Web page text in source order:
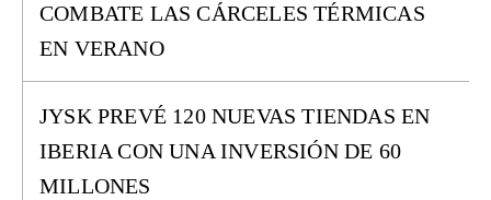
COMBATE LAS CÁRCELES TÉRMICAS
EN VERANO
JYSK PREVÉ 120 NUEVAS TIENDAS EN
IBERIA CON UNA INVERSIÓN DE 60
MILLONES